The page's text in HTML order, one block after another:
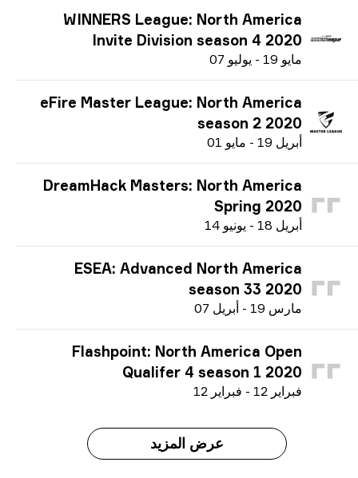
WINNERS League: North America
Invite Division season 4 2020
ايو 19
-يوليو 07
eFire Master League: North America
season 2 2020
بريل 19
-م ايو 01
DreamHack Masters: North America
Spring 2020
بريل 18
-يونيو 14
ESEA: Advanced North America
season 33 2020
ارس 19
-أبريل 07
Flashpoint: North America Open
Qualifer 4 season 1 2020
براير 12
-ف براير 12
عرض المزيد